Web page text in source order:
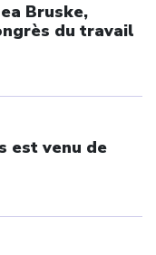
Bruske,
du travail
est venu de